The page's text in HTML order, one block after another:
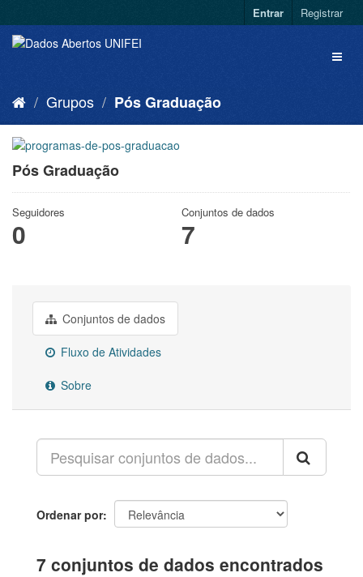
Entrar Registrar
Grupos Pós Graduação
Pós Graduação
Seguidores
0
Conjuntos de dados
7
Conjuntos de dados
Fluxo de Atividades
Sobre
Ordenar por
7 conjuntos de dados encontrados